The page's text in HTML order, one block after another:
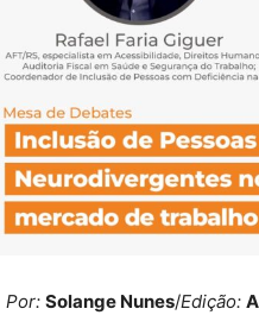
Por: Solange Nunes/Edição: